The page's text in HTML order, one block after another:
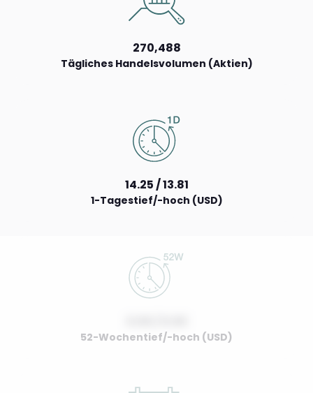
270,488
Tägliches Handelsvolumen (Aktien)
14.25 / 13.81
1-Tagestief/-hoch (USD)
52-Wochentief/-hoch (USD)